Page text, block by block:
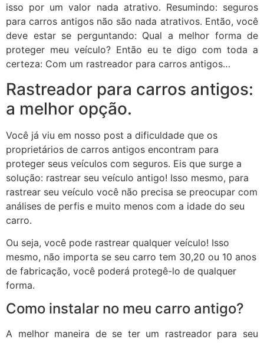
isso por um valor nada atrativo. Resumindo: seguros
para carros antigos não são nada atrativos. Então, você
deve estar se perguntando: Qual a melhor forma de
proteger meu veículo? Então eu te digo com toda a
certeza: Com um rastreador para carros antigos…
Rastreador para carros antigos:
a melhor opção.
Você já viu em nosso post a dificuldade que os
proprietários de carros antigos encontram para
proteger seus veículos com seguros. Eis que surge a
solução: rastrear seu veículo antigo! Isso mesmo, para
rastrear seu veículo você não precisa se preocupar com
análises de perfis e muito menos com a idade do seu
carro.
Ou seja, você pode rastrear qualquer veículo! Isso
mesmo, não importa se seu carro tem 30,20 ou 10 anos
de fabricação, você poderá protegê-lo de qualquer
forma.
Como instalar no meu carro antigo?
A melhor maneira de se ter um rastreador para seu